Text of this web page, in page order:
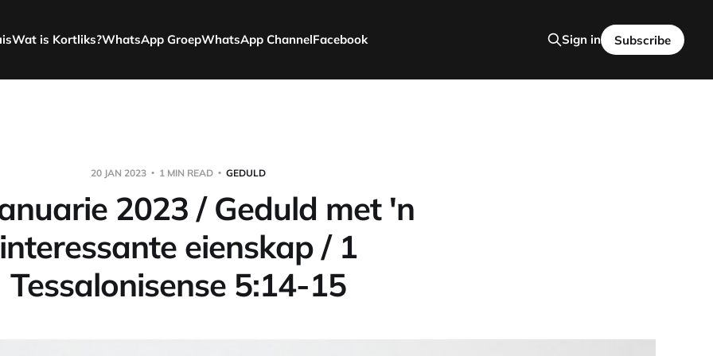
Wat is Kortliks?WhatsApp GroepWhatsApp ChannelFacebook Sign in Subscribe
20 JAN 2023 1 MIN READ GEDULD
2023 / Geduld met 'n
interessante eienskap / 1
Tessalonisense 5:14-15